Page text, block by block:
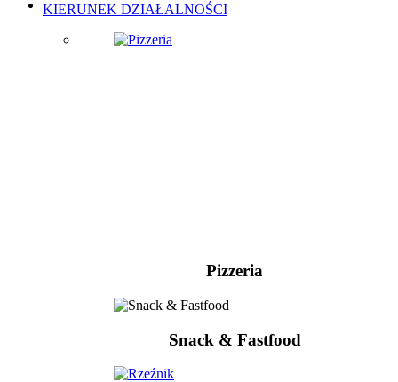
KIERUNEK DZIAŁALNOŚCI
Pizzeria
Snack & Fastfood